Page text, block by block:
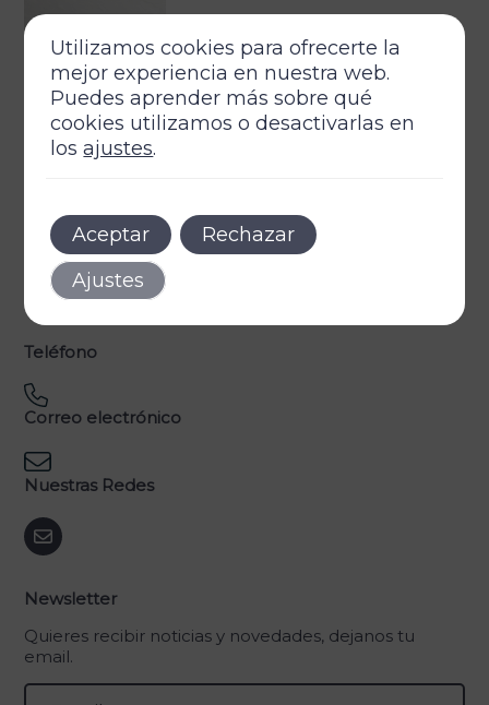
Política de privacidad
Política de cookies
Aviso legal
Declaración de accesibilidad
Teléfono
Correo electrónico
Nuestras Redes
Newsletter
Quieres recibir noticias y novedades, dejanos tu
email.
Utilizamos cookies para ofrecerte la
mejor experiencia en nuestra web.
Puedes aprender más sobre qué
cookies utilizamos o desactivarlas en
losajustes.
Aceptar
Rechazar
Ajustes